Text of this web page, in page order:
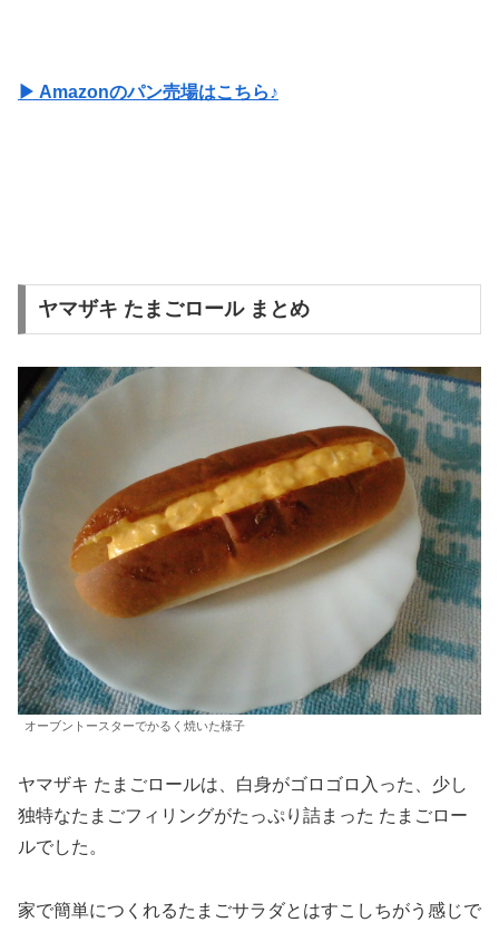
▶ Amazonのパン売場はこちら♪
ヤマザキ たまごロール まとめ
オーブントースターでかるく焼いた様子
ヤマザキ たまごロールは、白身がゴロゴロ入った、少し
独特なたまごフィリングがたっぷり詰まった たまごロー
ルでした。
家で簡単につくれるたまごサラダとはすこしちがう感じで